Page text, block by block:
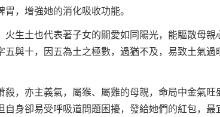
胃，增強她的消化吸收功能。
火生土也代表著子女的關愛如同陽光，能驅散母
五與十，因五為土之極數，過猶不及，易致土氣
殺，亦主義氣，屬猴、屬雞的母親，命局中金氣
自身卻易受呼吸道問題困擾，發給她們的紅包，最